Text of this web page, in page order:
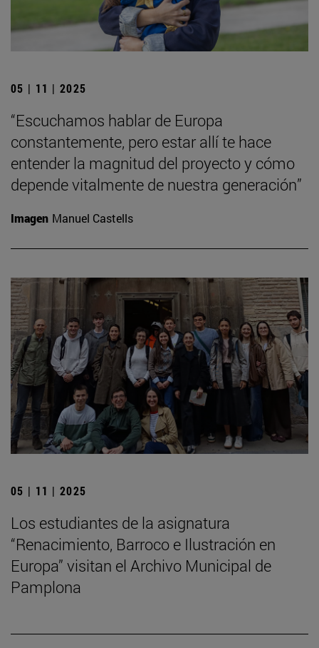
05 | 11 | 2025
“Escuchamos hablar de Europa
constantemente, pero estar allí te hace
entender la magnitud del proyecto y cómo
depende vitalmente de nuestra generación”
Imagen Manuel Castells
05 | 11 | 2025
Los estudiantes de la asignatura
“Renacimiento, Barroco e Ilustración en
Europa” visitan el Archivo Municipal de
Pamplona